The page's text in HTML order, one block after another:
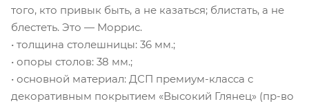
того, кто привык быть, а не казаться; блистать, а не
блестеть. Это — Моррис.
• толщина столешницы: 36 мм.;
• опоры столов: 38 мм.;
• основной материал: ДСП премиум-класса с
декоративным покрытием «Высокий Глянец» (пр-во